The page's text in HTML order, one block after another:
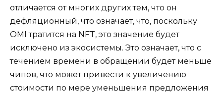
отличается от многих других тем, что он
дефляционный, что означает, что, поскольку
OMI тратится на NFT, это значение будет
исключено из экосистемы. Это означает, что с
течением времени в обращении будет меньше
чипов, что может привести к увеличению
стоимости по мере уменьшения предложения